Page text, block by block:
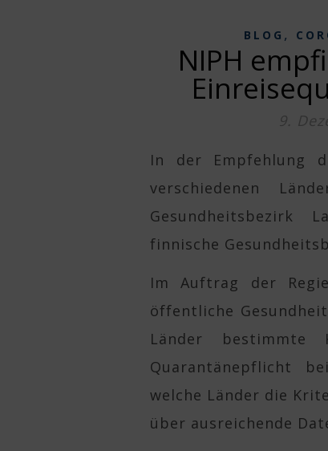
BLOG ,
NIPH
9.
In der Empfehlung
verschiedenen
Gesundheitsbezirk
finnische
Im Auftrag der
öffentliche
Länder
Quarantänepflicht
welche Länder die
über ausreichende